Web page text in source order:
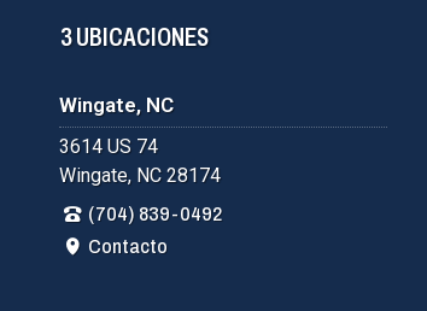
3 UBICACIONES
Wingate, NC
3614 US 74
Wingate, NC 28174
(704) 839-0492
Contacto